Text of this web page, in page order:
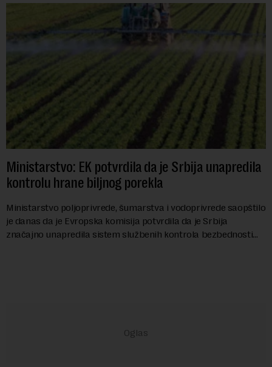
Ministarstvo: EK potvrdila da je Srbija unapredila
kontrolu hrane biljnog porekla
Ministarstvo poljoprivrede, šumarstva i vodoprivrede saopštilo
je danas da je Evropska komisija potvrdila da je Srbija
značajno unapredila sistem službenih kontrola bezbednosti